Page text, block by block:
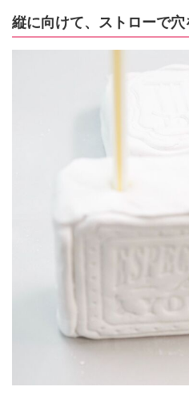
縦に向けて、ストローで穴